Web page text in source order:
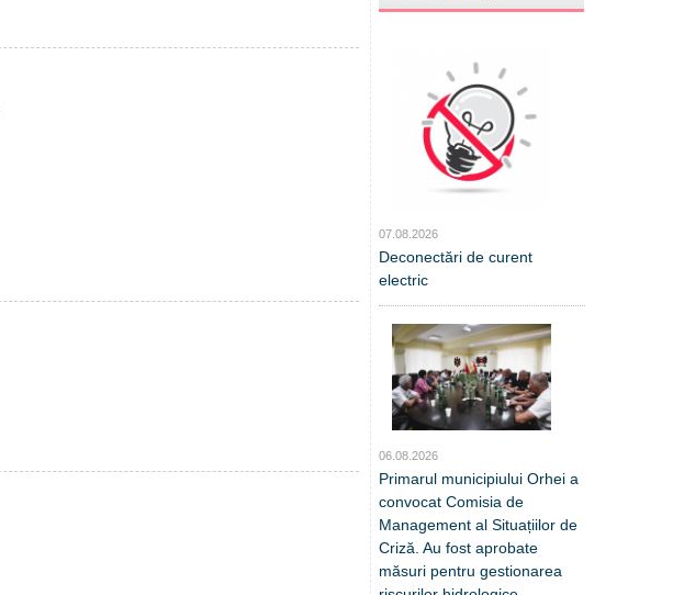
07.08.2026
Deconectări de curent
electric
06.08.2026
Primarul municipiului Orhei a
convocat Comisia de
Management al Situațiilor de
Criză. Au fost aprobate
măsuri pentru gestionarea